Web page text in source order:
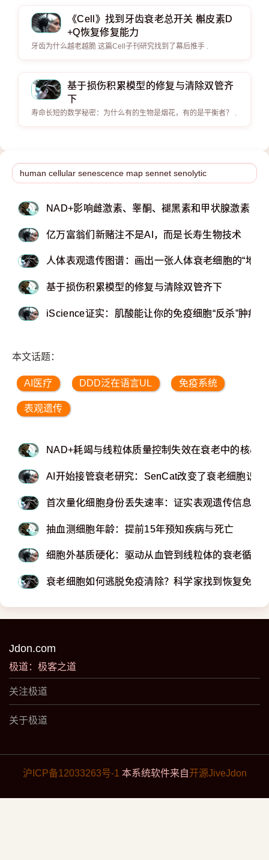
《Cell》找到牙齿衰老总开关 槲皮素D
+Q恢复修复能力
牙齿为什么越老越脆 这篇Cell子刊研究找到了幕后推手 .
基于损伤积累模型的修复与清除双管齐
下
寿命长短的数学秘密：为什么有的生物是烟花，有的是平衡者？ .
NAD+影响雌激素、睾酮、褪黑素和甲状腺激素
亿万富翁们新赌注不是AI，而是长寿生物技术
人体表观遗传图谱：画出一张人体衰老细胞的“地图”
基于损伤积累模型的修复与清除双管齐下
iScience证实：肌酸能让你的免疫细胞“反杀”肿瘤
本文话题：
AI医疗 DDD泛在语言UL 免疫系统
表观遗传
NAD+耗竭与线粒体质量控制失效在衰老中的核心
AI开始接管衰老研究：SenCat改变了衰老细胞识别
首次量化细胞身份丢失速率：证实表观遗传信息理
抽血测细胞年龄：提前15年预知疾病与死亡
细胞外基质硬化：驱动从血管到线粒体的衰老循环
衰老细胞如何逃脱免疫清除？科学家找到恢复免疫
Jdon.com
极道：极客之道
关注极道
关于极道
沪ICP备12033263号-1 本系统软件来自开源JiveJdon